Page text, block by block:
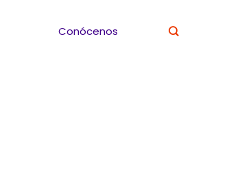
Conócenos